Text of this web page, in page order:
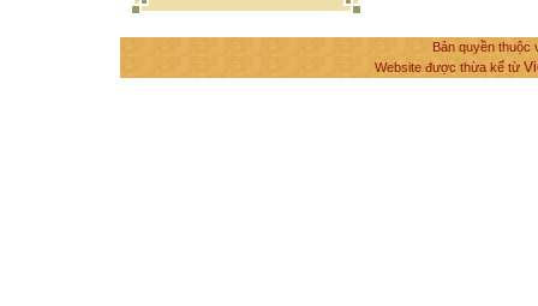
Bản quyền thuộc
Website được thừa kế từ